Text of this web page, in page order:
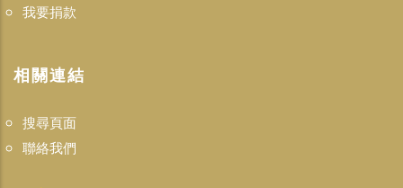
我要捐款
相關連結
搜尋頁面
聯絡我們